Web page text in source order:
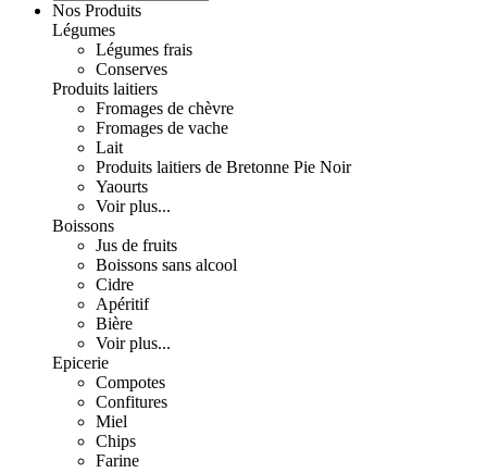
Nos Produits
Légumes
Légumes frais
Conserves
Produits laitiers
Fromages de chèvre
Fromages de vache
Lait
Produits laitiers de Bretonne Pie Noir
Yaourts
Voir plus...
Boissons
Jus de fruits
Boissons sans alcool
Cidre
Apéritif
Bière
Voir plus...
Epicerie
Compotes
Confitures
Miel
Chips
Farine